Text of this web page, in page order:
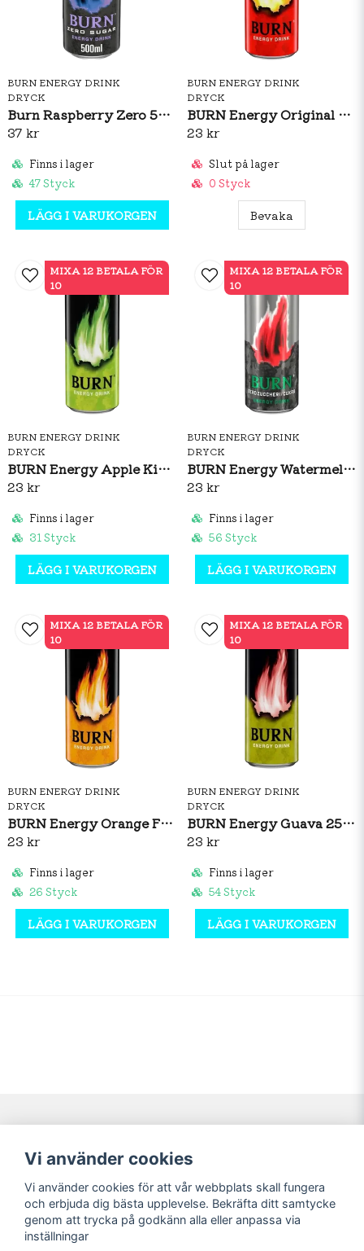
BURN ENERGY DRINK
DRYCK
Burn Raspberry Zero 500ml
37 kr
Finns i lager
47 Styck
LÄGG I VARUKORGEN
BURN ENERGY DRINK
DRYCK
BURN Energy Original 250ml
23 kr
Slut på lager
0 Styck
Bevaka
BURN ENERGY DRINK
DRYCK
BURN Energy Apple Kiwi 250ml
23 kr
Finns i lager
31 Styck
LÄGG I VARUKORGEN
MIXA 12 BETALA FÖR
10
BURN ENERGY DRINK
DRYCK
BURN Energy Watermelon Zero 250ml
23 kr
Finns i lager
56 Styck
LÄGG I VARUKORGEN
MIXA 12 BETALA FÖR
10
BURN ENERGY DRINK
DRYCK
BURN Energy Orange Fire 250ml
23 kr
Finns i lager
26 Styck
LÄGG I VARUKORGEN
MIXA 12 BETALA FÖR
10
BURN ENERGY DRINK
DRYCK
BURN Energy Guava 250ml
23 kr
Finns i lager
54 Styck
LÄGG I VARUKORGEN
MIXA 12 BETALA FÖR
10
Navigering
Nyheter!
Förbeställning
Mitt konto
Logga in
Registrera dig
Glömt lösenord?
Sociala medier
Vi använder cookies
Vi använder cookies för att vår webbplats skall fungera
och erbjuda dig bästa upplevelse. Bekräfta ditt samtycke
genom att trycka på godkänn alla eller anpassa via
inställningar